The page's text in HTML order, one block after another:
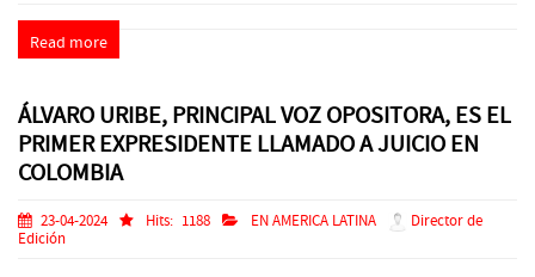
Read more
ÁLVARO URIBE, PRINCIPAL VOZ OPOSITORA, ES EL
PRIMER EXPRESIDENTE LLAMADO A JUICIO EN
COLOMBIA
23-04-2024 Hits: 1188 EN AMERICA LATINA
Director de
Edición